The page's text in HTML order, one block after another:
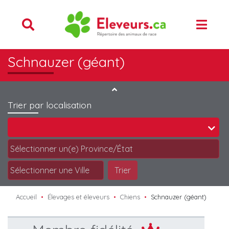
Schnauzer (géant)
Trier par localisation
Trier
Accueil Élevages et éleveurs Chiens Schnauzer (géant)